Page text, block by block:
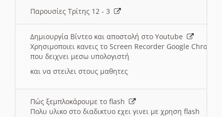
Παρουσίες Τρίτης 12 - 3
Δημιουργία Βίντεο και αποστολή στο Youtube
Χρησιμοποιει κανεις το Screen Recorder Google Chrome
που δειχνει μεσω υπολογιστή
και να στειλει στους μαθητες
Πώς ξεμπλοκάρουμε το flash
Πολυ υλικο στο διαδικτυο εχει γινει με χρηση flash